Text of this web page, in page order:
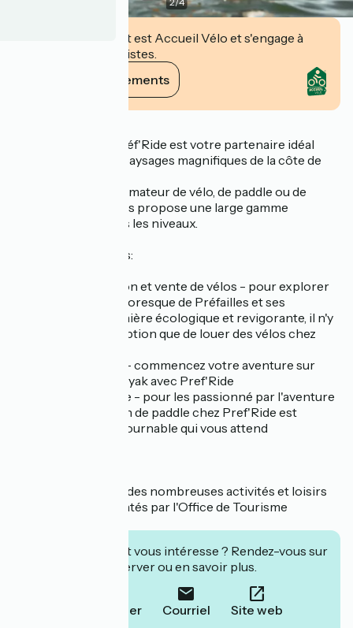
Cet établissement est Accueil Vélo et s'engage à
accueillir des cyclistes.
Voir ses engagements
Situé à Préfailles, Préf'Ride est votre partenaire idéal
pour découvrir les paysages magnifiques de la côte de
Que vous soyez un amateur de vélo, de paddle ou de
kayak, Préf'Ride vous propose une large gamme
d'activités pour tous les niveaux.
Activités proposées:
Location,réparation et vente de vélos - pour explorer
cette commune pittoresque de Préfailles et ses
alentours d'une manière écologique et revigorante, il n'y
a pas de meilleure option que de louer des vélos chez
Location de kayak- commencez votre aventure sur
l'eau en louant un kayak avec Pref'Ride
Location de paddle - pour les passionné par l'aventure
aquatique, la location de paddle chez Pref'Ride est
l'expérience incontournable qui vous attend
Pref'Ride fait partie des nombreuses activités et loisirs
de Préfailles, présentés par l'Office de Tourisme
Cet établissement vous intéresse ? Rendez-vous sur
leur site pour réserver ou en savoir plus.
Téléphoner Courriel Site web